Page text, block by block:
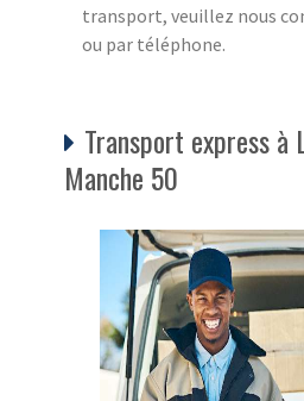
transport, veuillez nous
ou par téléphone.
Transport express à
Manche 50